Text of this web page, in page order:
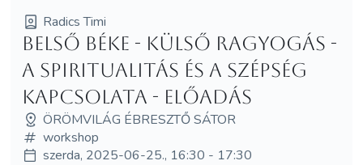
Radics Timi
Belső béke - külső ragyogás -
A spiritualitás és a szépség
kapcsolata - előadás
ÖRÖMVILÁG ÉBRESZTŐ SÁTOR
workshop
szerda, 2025-06-25., 16:30 - 17:30